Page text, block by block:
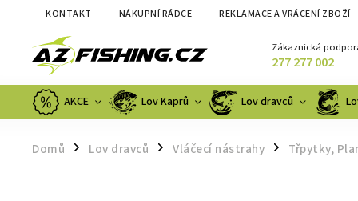
KONTAKT NÁKUPNÍ RÁDCE REKLAMACE A VRÁCENÍ ZBOŽÍ
Zákaznická
277 277 002
AKCE Lov Kaprů Lov dravců
Domů / Lov dravců / Vláčecí nástrahy / Třpytky,